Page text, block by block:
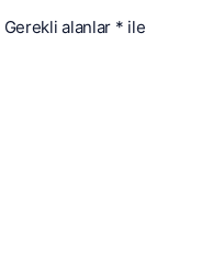
Gerekli alanlar * ile